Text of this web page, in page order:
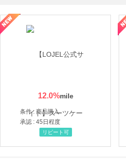
12.0%
条件 : 商品購入
承認 : 45日程度
リピート可
貴金属の無料査定